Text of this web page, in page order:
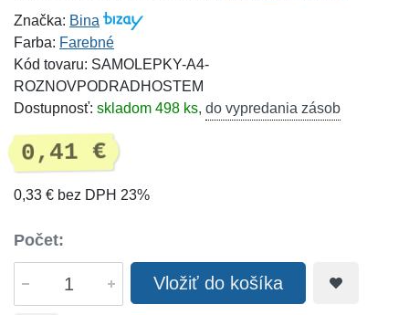
Značka: Bina
Farba: Farebné
Kód tovaru: SAMOLEPKY-A4-
ROZNOVPODRADHOSTEM
Dostupnosť: skladom 498 ks, do vypredania zásob
0,41 €
0,33 € bez DPH 23%
Počet:
Vložiť do košíka